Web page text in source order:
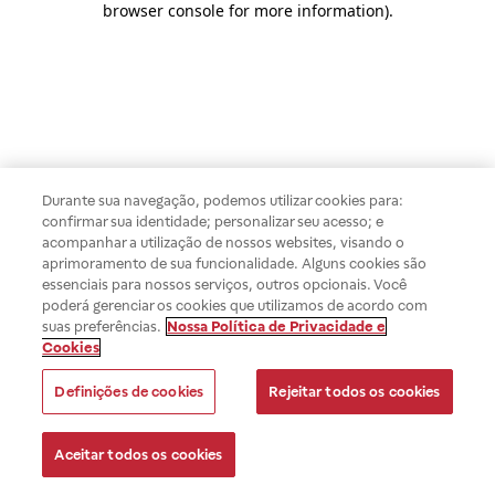
browser console for more information).
Durante sua navegação, podemos utilizar cookies para:
confirmar sua identidade; personalizar seu acesso; e
acompanhar a utilização de nossos websites, visando o
aprimoramento de sua funcionalidade. Alguns cookies são
essenciais para nossos serviços, outros opcionais. Você
poderá gerenciar os cookies que utilizamos de acordo com
suas preferências. Nossa Política de Privacidade e
Cookies
Definições de cookies Rejeitar todos os cookies
Aceitar todos os cookies